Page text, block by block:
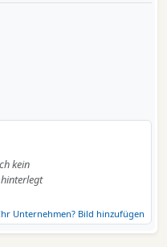
kein
Unternehmen? Bild hinzufügen